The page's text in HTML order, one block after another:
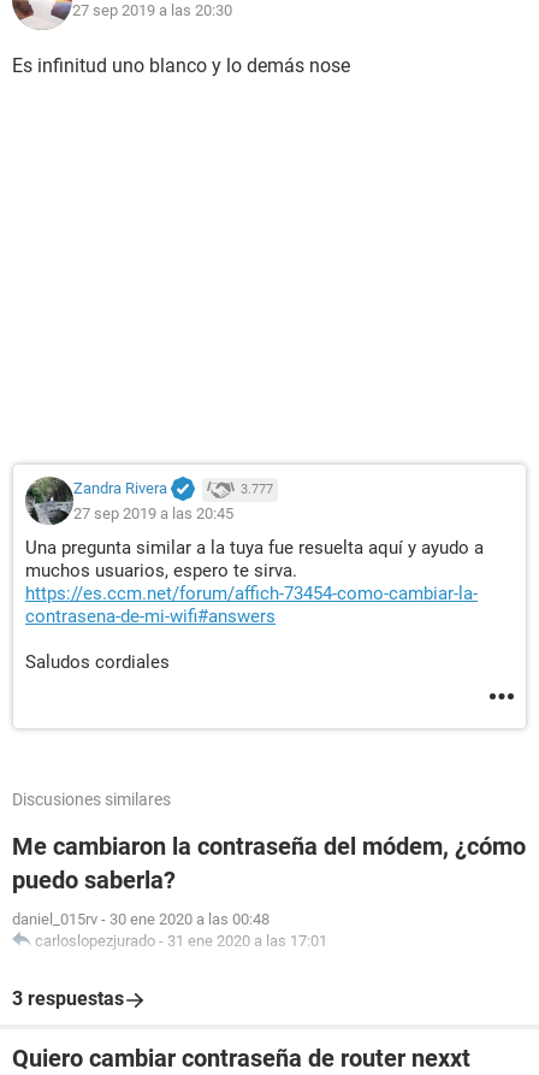
27 sep 2019 a las 20:30
Es infinitud uno blanco y lo demás nose
Zandra Rivera 3.777
27 sep 2019 a las 20:45
Una pregunta similar a la tuya fue resuelta aquí y ayudo a
muchos usuarios, espero te sirva.
https://es.ccm.net/forum/affich-73454-como-cambiar-la-
contrasena-de-mi-wifi#answers
Saludos cordiales
Discusiones similares
Me cambiaron la contraseña del módem, ¿cómo
puedo saberla?
daniel_015rv - 30 ene 2020 a las 00:48
carloslopezjurado - 31 ene 2020 a las 17:01
3 respuestas
Quiero cambiar contraseña de router nexxt